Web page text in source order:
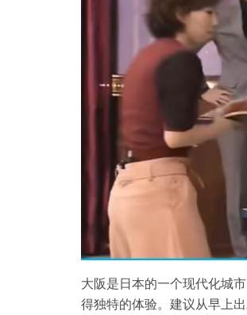
大阪是日本的一个现代化城
得独特的体验。建议从早上